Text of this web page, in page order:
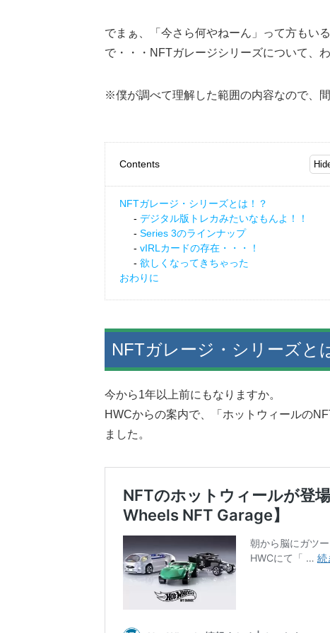
でまぁ、「今さら何やねーん」って方もい
で・・・NFTガレージシリーズについて、
※僕が調べて理解した範囲の内容なので、
Contents
NFTガレージ・シリーズとは！？
デジタル版トレカみたいなもんよ！！
Series 3のラインナップ
vIRLカードの存在・・・！
欲しくなってきちゃった
おわりに
NFTガレージ・シリーズと
今から1年以上前にもなりますか。
HWCからの案内で、「ホットウィールの
ました。